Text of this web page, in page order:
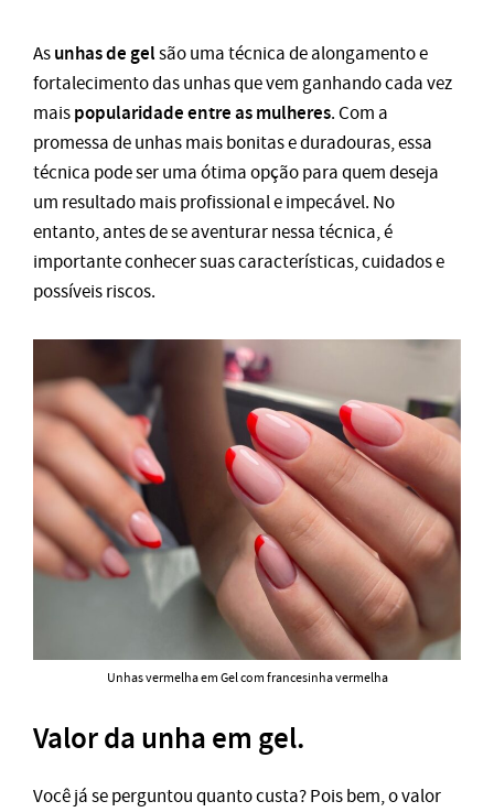
Asunhas de gelsão uma técnica de alongamento e
fortalecimento das unhas que vem ganhando cada vez
maispopularidade entre as mulheres. Com a
promessa de unhas mais bonitas e duradouras, essa
técnica pode ser uma ótima opção para quem deseja
um resultado mais profissional e impecável. No
entanto, antes de se aventurar nessa técnica, é
importante conhecer suas características, cuidados e
possíveis riscos.
Unhas vermelha em Gel com francesinha vermelha
Valor da unha em gel.
Você já se perguntou quanto custa? Pois bem, o valor